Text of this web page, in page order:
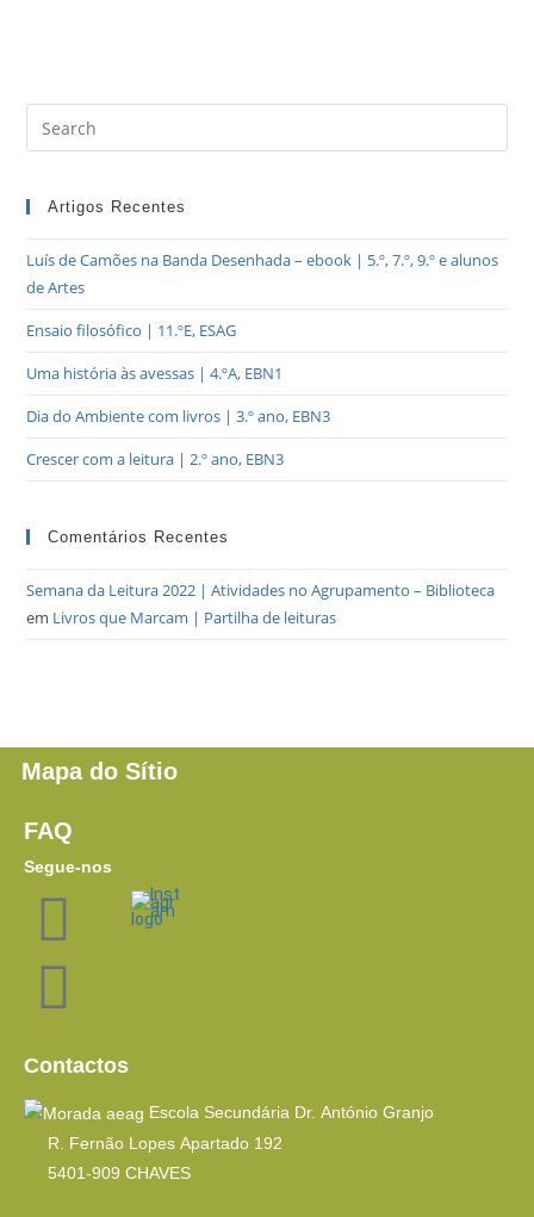
Artigos Recentes
Luís de Camões na Banda Desenhada – ebook | 5.º, 7.º, 9.º e alunos
de Artes
Ensaio filosófico | 11.ºE, ESAG
Uma história às avessas | 4.ºA, EBN1
Dia do Ambiente com livros | 3.º ano, EBN3
Crescer com a leitura | 2.º ano, EBN3
Comentários Recentes
Semana da Leitura 2022 | Atividades no Agrupamento – Biblioteca
em Livros que Marcam | Partilha de leituras
Mapa do Sítio
FAQ
Segue-nos
Contactos
Escola Secundária Dr. António Granjo
R. Fernão Lopes Apartado 192
5401-909 CHAVES